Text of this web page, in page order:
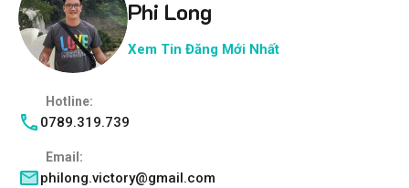
Phi Long
Xem Tin Đăng Mới Nhất
Hotline:
0789.319.739
Email:
philong.victory@gmail.com